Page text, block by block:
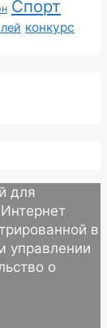
Спорт
конкурс
для
в
управлении
о